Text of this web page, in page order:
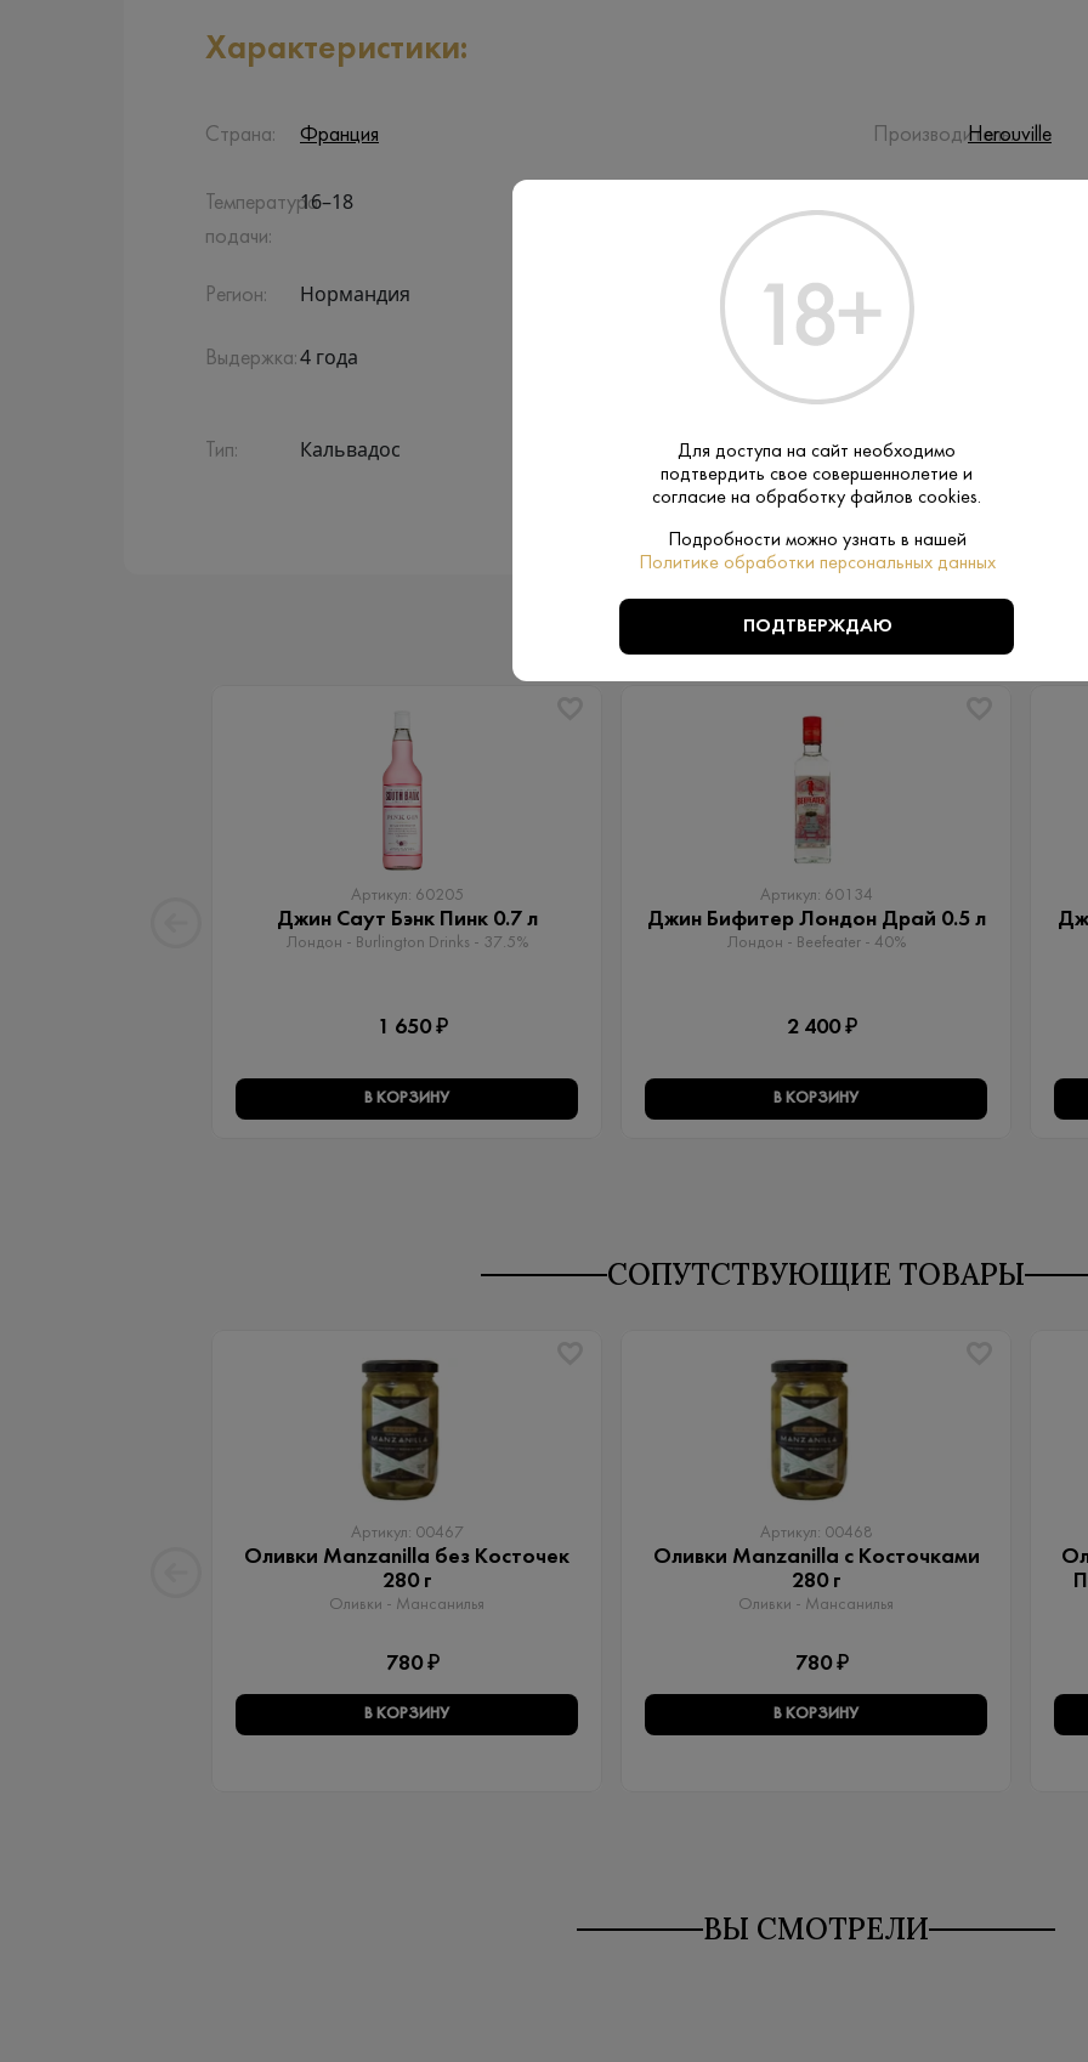
Характеристики:
Страна: Франция Производитель:
Herouville
Температура
подачи:
16–18
Регион: Нормандия Объем:
Выдержка:4 года
Подарочная
упаковка:
Тип: Кальвадос
ПОХОЖИЕ
Артикул: 60205
Джин Саут Бэнк Пинк 0.7 л
Лондон - Burlington Drinks - 37.5%
1 650 ₽
В КОРЗИНУ
Артикул: 60134
Джин Бифитер Лондон Драй 0.5 л
Лондон - Beefeater - 40%
2 400 ₽
В КОРЗИНУ
СОПУТСТВУЮЩИЕ ТОВАРЫ
Артикул: 00467
Оливки Manzanilla без Косточек
280 г
Оливки - Мансанилья
780 ₽
В КОРЗИНУ
Артикул: 00468
Оливки Manzanilla с Косточками
280 г
Оливки - Мансанилья
780 ₽
В КОРЗИНУ
ВЫ СМОТРЕЛИ
Для доступа на сайт необходимо
подтвердить свое совершеннолетие и
согласие на обработку файлов cookies.
Подробности можно узнать в нашей
Политике обработки персональных данных
ПОДТВЕРЖДАЮ